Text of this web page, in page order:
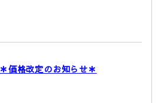
＊価格改定のお知らせ＊